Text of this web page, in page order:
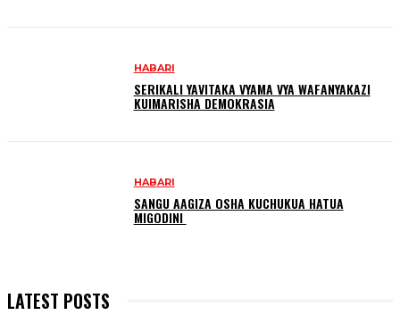
HABARI
SERIKALI YAVITAKA VYAMA VYA WAFANYAKAZI
KUIMARISHA DEMOKRASIA
HABARI
SANGU AAGIZA OSHA KUCHUKUA HATUA
MIGODINI ‎
LATEST POSTS